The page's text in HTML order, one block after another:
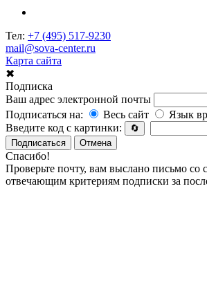
Тел: +7 (495) 517-9230
mail@sova-center.ru
Карта сайта
✖
Подписка
Ваш адрес электронной почты
Подписаться на:
Весь сайт
Язык
Введите код с картинки:
🔄
Подписаться
Отмена
Спасибо!
Проверьте почту, вам выслано письмо со
отвечающим критериям подписки за